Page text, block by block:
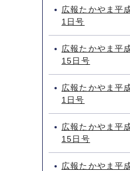
広報たかやま平
1日号
広報たかやま平
15日号
広報たかやま平
1日号
広報たかやま平
15日号
広報たかやま平